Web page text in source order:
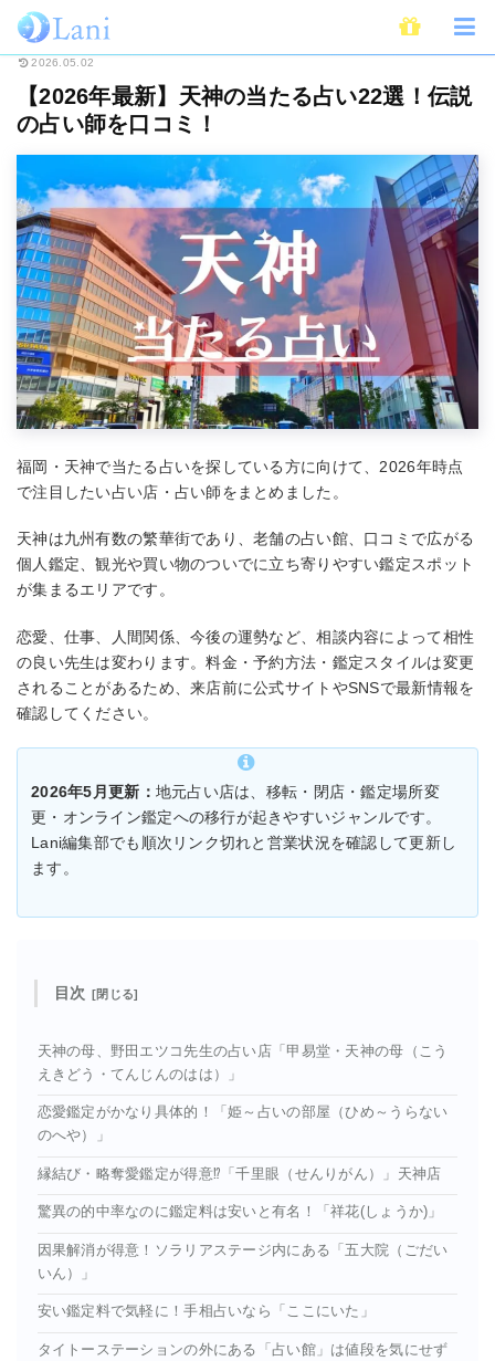
ホーム 占い 【2026年最新】天神の当たる占い22選
2026.05.02
【2026年最新】天神の当たる占い22選！伝説
の占い師を口コミ！
福岡・天神で当たる占いを探している方に向けて、2026年時点
で注目したい占い店・占い師をまとめました。
天神は九州有数の繁華街であり、老舗の占い館、口コミで広がる
個人鑑定、観光や買い物のついでに立ち寄りやすい鑑定スポット
が集まるエリアです。
恋愛、仕事、人間関係、今後の運勢など、相談内容によって相性
の良い先生は変わります。料金・予約方法・鑑定スタイルは変更
されることがあるため、来店前に公式サイトやSNSで最新情報を
確認してください。
2026年5月更新： 地元占い店は、移転・閉店・鑑定場所変
更・オンライン鑑定への移行が起きやすいジャンルです。
Lani編集部でも順次リンク切れと営業状況を確認して更新し
ます。
目次
天神の母、野田エツコ先生の占い店「甲易堂・天神の母（こう
えきどう・てんじんのはは）」
恋愛鑑定がかなり具体的！「姫～占いの部屋（ひめ～うらない
のへや）」
縁結び・略奪愛鑑定が得意⁉「千里眼（せんりがん）」天神店
驚異の的中率なのに鑑定料は安いと有名！「祥花(しょうか)」
因果解消が得意！ソラリアステージ内にある「五大院（ごだい
いん）」
安い鑑定料で気軽に！手相占いなら「ここにいた」
タイトーステーションの外にある「占い館」は値段を気にせず